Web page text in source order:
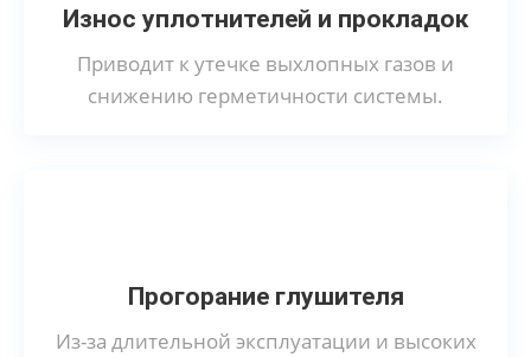
Износ уплотнителей и прокладок
Приводит к утечке выхлопных газов и
снижению герметичности системы.
Прогорание глушителя
Из-за длительной эксплуатации и высоких